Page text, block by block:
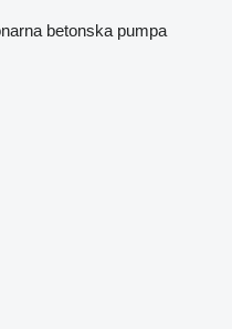
betonska pumpa